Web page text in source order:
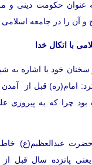
حکومت دینی و
آن را در جامعه اسلامی
با اتکال خدا
خود با اشاره به
امام(ره) قبل از
چرا که به پیروزی
عبدالعظیم(ع)
پانزده سال قبل از